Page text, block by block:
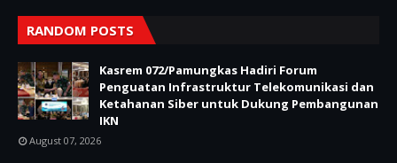
RANDOM POSTS
Kasrem 072/Pamungkas Hadiri Forum
Penguatan Infrastruktur Telekomunikasi dan
Ketahanan Siber untuk Dukung Pembangunan
IKN
August 07, 2026